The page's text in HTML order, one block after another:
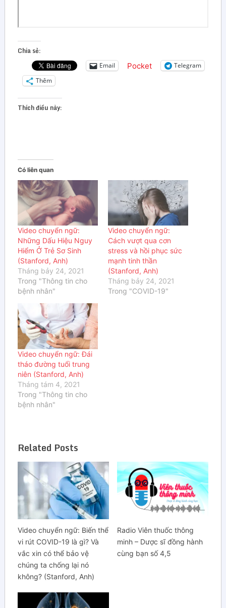
Chia sẻ:
Email Pocket
Telegram
Thêm
Thích điều này:
Có liên quan
Video chuyển ngữ:
Những Dấu Hiệu Nguy
Hiểm Ở Trẻ Sơ Sinh
(Stanford, Anh)
Tháng bảy 24, 2021
Trong "Thông tin cho
bệnh nhân"
Video chuyển ngữ:
Cách vượt qua cơn
stress và hồi phục sức
mạnh tinh thần
(Stanford, Anh)
Tháng bảy 24, 2021
Trong "COVID-19"
Video chuyển ngữ: Đái
tháo đường tuổi trung
niên (Stanford, Anh)
Tháng tám 4, 2021
Trong "Thông tin cho
bệnh nhân"
Related Posts
Video chuyển ngữ: Biến thể
vi rút COVID-19 là gì? Và
vắc xin có thể bảo vệ
chúng ta chống lại nó
không? (Stanford, Anh)
Radio Viên thuốc thông
minh – Dược sĩ đồng hành
cùng bạn số 4,5